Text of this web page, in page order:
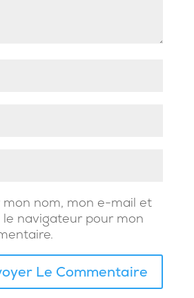
mon nom, mon e-mail et
navigateur pour mon